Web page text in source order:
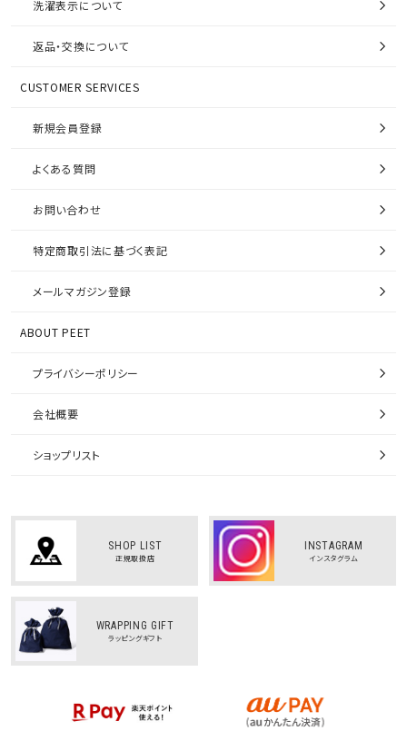
洗濯表示について
返品・交換について
CUSTOMER SERVICES
新規会員登録
よくある質問
お問い合わせ
特定商取引法に基づく表記
メールマガジン登録
ABOUT PEET
プライバシーポリシー
会社概要
ショップリスト
SHOP LIST
正規取扱店
INSTAGRAM
インスタグラム
WRAPPING GIFT
ラッピングギフト